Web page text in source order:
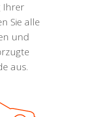
Ihrer
Sie alle
und
aus.